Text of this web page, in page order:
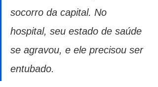
socorro da capital. No
hospital, seu estado de saúde
se agravou, e ele precisou ser
entubado.